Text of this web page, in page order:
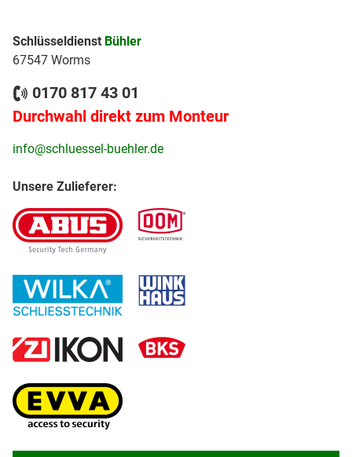
Schlüsseldienst Bühler
67547 Worms
0170 817 43 01
Durchwahl direkt zum Monteur
info@schluessel-buehler.de
Unsere Zulieferer: